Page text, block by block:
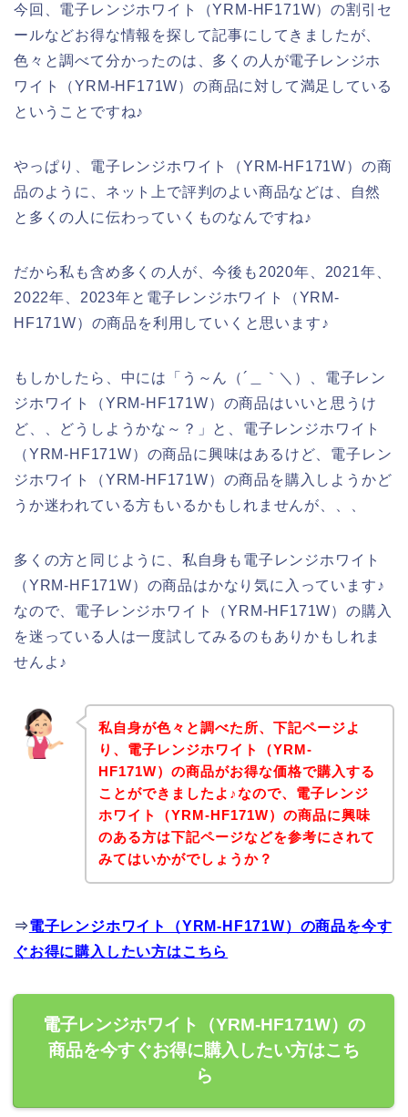
今回、電子レンジホワイト（YRM-HF171W）の割引セ
ールなどお得な情報を探して記事にしてきましたが、
色々と調べて分かったのは、多くの人が電子レンジホ
ワイト（YRM-HF171W）の商品に対して満足している
ということですね♪
やっぱり、電子レンジホワイト（YRM-HF171W）の商
品のように、ネット上で評判のよい商品などは、自然
と多くの人に伝わっていくものなんですね♪
だから私も含め多くの人が、今後も2020年、2021年、
2022年、2023年と電子レンジホワイト（YRM-
HF171W）の商品を利用していくと思います♪
もしかしたら、中には「う～ん（´＿｀＼）、電子レン
ジホワイト（YRM-HF171W）の商品はいいと思うけ
ど、、どうしようかな～？」と、電子レンジホワイト
（YRM-HF171W）の商品に興味はあるけど、電子レン
ジホワイト（YRM-HF171W）の商品を購入しようかど
うか迷われている方もいるかもしれませんが、、、
多くの方と同じように、私自身も電子レンジホワイト
（YRM-HF171W）の商品はかなり気に入っています♪
なので、電子レンジホワイト（YRM-HF171W）の購入
を迷っている人は一度試してみるのもありかもしれま
せんよ♪
私自身が色々と調べた所、下記ページよ
り、電子レンジホワイト（YRM-
HF171W）の商品がお得な価格で購入する
ことができましたよ♪なので、電子レンジ
ホワイト（YRM-HF171W）の商品に興味
のある方は下記ページなどを参考にされて
みてはいかがでしょうか？
⇒電子レンジホワイト（YRM-HF171W）の商品を今す
ぐお得に購入したい方はこちら
電子レンジホワイト（YRM-HF171W）の
商品を今すぐお得に購入したい方はこち
ら